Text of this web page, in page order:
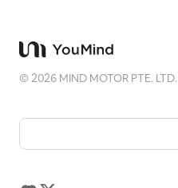
©2026 MIND MOTOR PTE. LTD.